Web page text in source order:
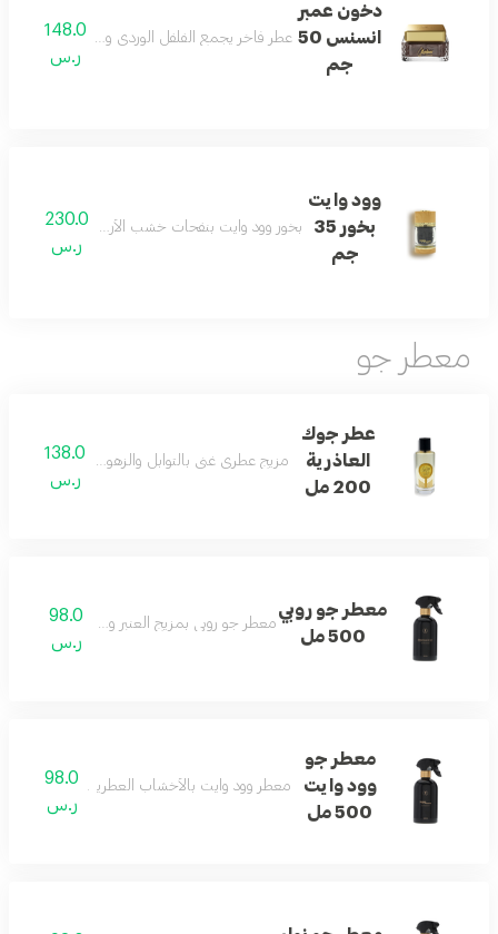
دخون عمبر
انسنس 50
جم
عطر فاخر يجمع الفلفل الوردي والكهرمان والعنبر
148.0
ر.س
وود وايت
بخور 35
جم
بخور وود وايت بنفحات خشب الأرز والكراميل
230.0
ر.س
معطر جو
عطر جوك
العاذرية
200 مل
مزيج عطري غني بالتوابل والزهور والأخشاب
138.0
ر.س
معطر جو روبي
500 مل
معطر جو روبي بمزيج العنبر وزهرة البرتقال
98.0
ر.س
معطر جو
وود وايت
500 مل
معطر وود وايت بالأخشاب العطرية والخزامى
98.0
ر.س